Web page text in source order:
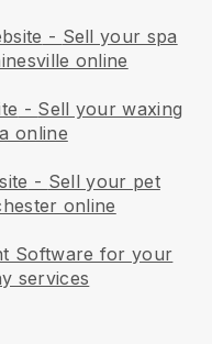
- Sell your spa
online
- Sell your waxing
online
- Sell your pet
online
Software for your
services